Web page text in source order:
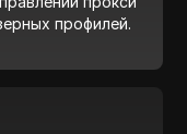
профилей.